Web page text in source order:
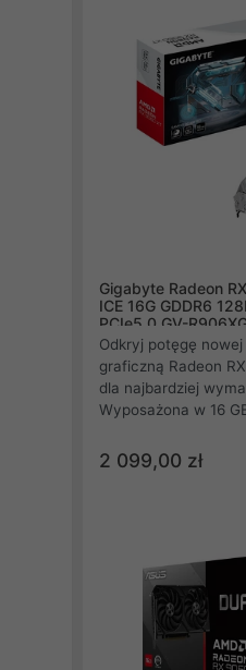
Gigabyte Radeon
ICE 16G GDDR6
PCIe5.0 GV-
Odkryj potęgę
graficzną Radeon
dla najbardziej
Wyposażona w 16
WINDFORCE z
Hawk, zapewnia
jakości. To
designu mech
wydajnością dla
2 099,00 zł